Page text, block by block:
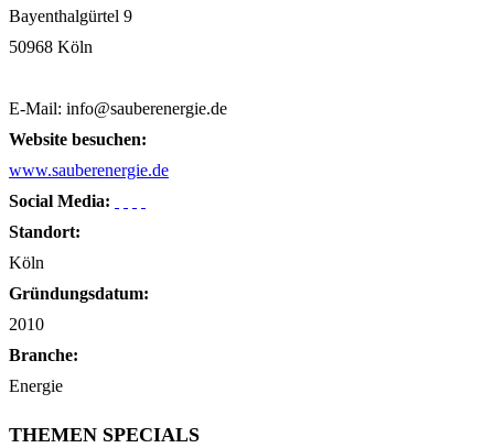
Bayenthalgürtel 9
50968 Köln
E-Mail: info@sauberenergie.de
Website besuchen:
www.sauberenergie.de
Social Media:
Standort:
Köln
Gründungsdatum:
2010
Branche:
Energie
THEMEN SPECIALS